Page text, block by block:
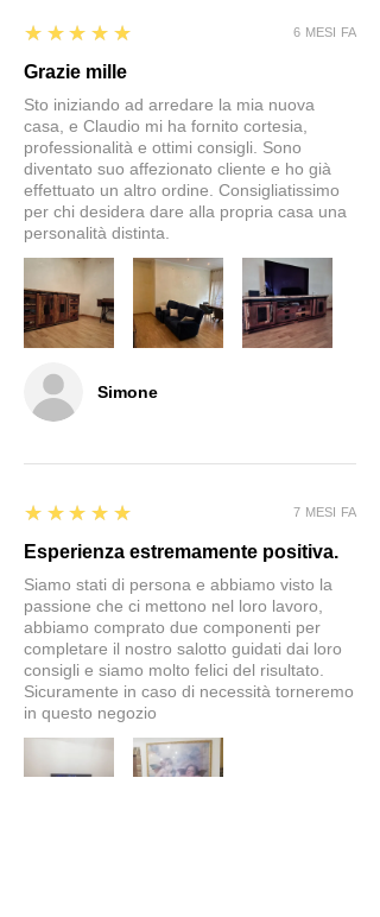
Simone
5
★★★★★
Grazie mille
Sto iniziando ad arredare la mia nuova
casa, e Claudio mi ha fornito cortesia,
professionalità e ottimi consigli. Sono
diventato suo affezionato cliente e ho già
effettuato un altro ordine. Consigliatissimo
per chi desidera dare alla propria casa una
personalità distinta.
6 MESI FA
5
★★★★★
Esperienza estremamente positiva.
Siamo stati di persona e abbiamo visto la
passione che ci mettono nel loro lavoro,
abbiamo comprato due componenti per
completare il nostro salotto guidati dai loro
consigli e siamo molto felici del risultato.
Sicuramente in caso di necessità torneremo
in questo negozio
7 MESI FA